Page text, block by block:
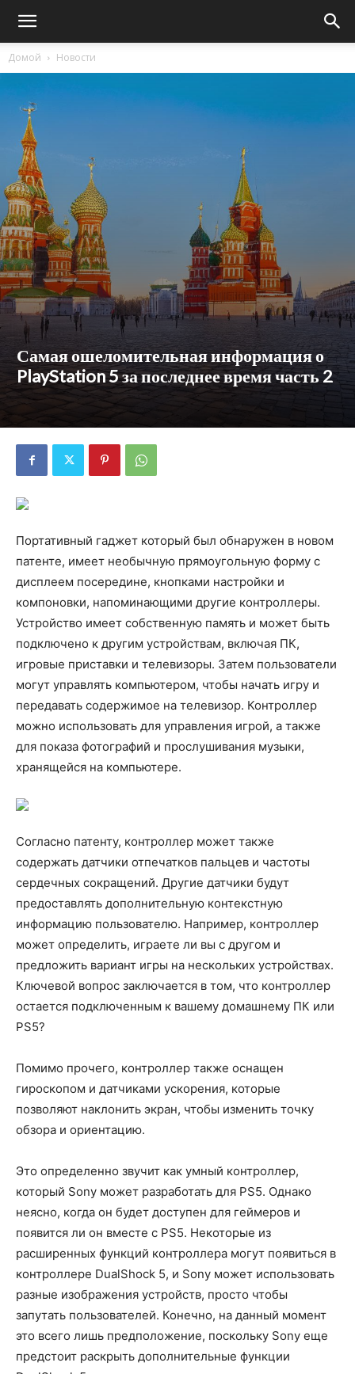
Домой Новости
Самая ошеломительная информация о
PlayStation 5 за последнее время часть 2
Портативный гаджет который был обнаружен в новом
патенте, имеет необычную прямоугольную форму с
дисплеем посередине, кнопками настройки и
компоновки, напоминающими другие контроллеры.
Устройство имеет собственную память и может быть
подключено к другим устройствам, включая ПК,
игровые приставки и телевизоры. Затем пользователи
могут управлять компьютером, чтобы начать игру и
передавать содержимое на телевизор. Контроллер
можно использовать для управления игрой, а также
для показа фотографий и прослушивания музыки,
хранящейся на компьютере.
Согласно патенту, контроллер может также
содержать датчики отпечатков пальцев и частоты
сердечных сокращений. Другие датчики будут
предоставлять дополнительную контекстную
информацию пользователю. Например, контроллер
может определить, играете ли вы с другом и
предложить вариант игры на нескольких устройствах.
Ключевой вопрос заключается в том, что контроллер
остается подключенным к вашему домашнему ПК или
PS5?
Помимо прочего, контроллер также оснащен
гироскопом и датчиками ускорения, которые
позволяют наклонить экран, чтобы изменить точку
обзора и ориентацию.
Это определенно звучит как умный контроллер,
который Sony может разработать для PS5. Однако
неясно, когда он будет доступен для геймеров и
появится ли он вместе с PS5. Некоторые из
расширенных функций контроллера могут появиться в
контроллере DualShock 5, и Sony может использовать
разные изображения устройств, просто чтобы
запутать пользователей. Конечно, на данный момент
это всего лишь предположение, поскольку Sony еще
предстоит раскрыть дополнительные функции